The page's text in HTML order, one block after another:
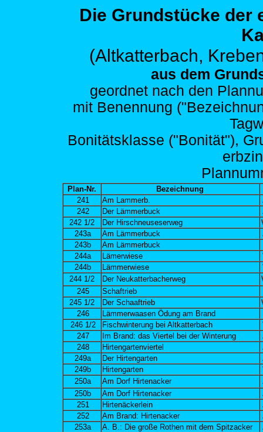
Die Grundstücke der
(Altkatterbach,
aus dem
geordnet nach den
mit Benennung
Bonitätsklasse ("Bonität"),
Plann
Plan-Nr.
Bezeichnung
241
Am Lammerb.
242
Der Lämmerbuck
242 1/2
Der Hirschneuseserweg
243a
Am Lämmerbuck
243b
Am Lämmerbuck
244a
Lämerwiese
244b
Lämmerwiese
244 1/2
Der Neukatterbacherweg
245
Schaftrieb
245 1/2
Der Schaaftrieb
246
Lämmerwaasen Ödung am Brand
246 1/2
Fischwinterung bei Altkatterbach
247
Im Brand: das Viertel bei der Winterung
248
Hirtengartenviertel
249a
Der Hirtengarten
249b
Hirtengarten
250a
Am Dorf Hirtenacker
250b
Am Dorf Hirtenacker
251
Hirtenäckerlein
252
Am Brand: Hirtenacker
253a
A. B.: Die große Rothen mit dem Spitzacker